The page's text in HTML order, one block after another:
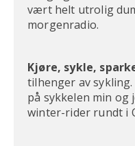
vært helt utrolig
morgenradio.
Kjøre, sykle,
tilhenger av
på sykkelen min og
winter-rider rundt i